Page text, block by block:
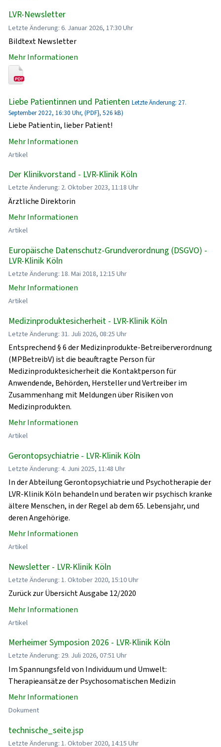
LVR-Newsletter
Letzte Änderung: 6. Januar 2026, 17:30 Uhr
Bildtext Newsletter
Mehr Informationen
Liebe Patientinnen und Patienten Letzte Änderung: 27.
September 2022, 16:30 Uhr, (PDF}, 526 kB)
Liebe Patientin, lieber Patient!
Mehr Informationen
Artikel
Der Klinikvorstand - LVR-Klinik Köln
Letzte Änderung: 2. Oktober 2023, 11:18 Uhr
Ärztliche Direktorin
Mehr Informationen
Artikel
Europäische Datenschutz-Grundverordnung (DSGVO) -
LVR-Klinik Köln
Letzte Änderung: 18. Mai 2018, 12:15 Uhr
Mehr Informationen
Artikel
Medizinproduktesicherheit - LVR-Klinik Köln
Letzte Änderung: 31. Juli 2026, 08:25 Uhr
Entsprechend § 6 der Medizinprodukte-Betreiberverordnung
(MPBetreibV) ist die beauftragte Person für
Medizinproduktesicherheit die Kontaktperson für
Anwendende, Behörden, Hersteller und Vertreiber im
Zusammenhang mit Meldungen über Risiken von
Medizinprodukten.
Mehr Informationen
Artikel
Gerontopsychiatrie - LVR-Klinik Köln
Letzte Änderung: 4. Juni 2025, 11:48 Uhr
In der Abteilung Gerontopsychiatrie und Psychotherapie der
LVR-Klinik Köln behandeln und beraten wir psychisch kranke
ältere Menschen, in der Regel ab dem 65. Lebensjahr, und
deren Angehörige.
Mehr Informationen
Artikel
Newsletter - LVR-Klinik Köln
Letzte Änderung: 1. Oktober 2020, 15:10 Uhr
Zurück zur Übersicht Ausgabe 12/2020
Mehr Informationen
Artikel
Merheimer Symposion 2026 - LVR-Klinik Köln
Letzte Änderung: 29. Juli 2026, 07:51 Uhr
Im Spannungsfeld von Individuum und Umwelt:
Therapieansätze der Psychosomatischen Medizin
Mehr Informationen
Dokument
technische_seite.jsp
Letzte Änderung: 1. Oktober 2020, 14:15 Uhr